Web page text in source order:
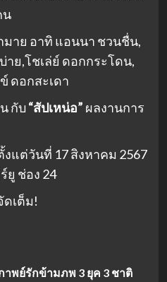
น
าย อาทิ แอนนา ชวนชื่น,
ย,โชเล่ย์ ดอกกระโดน,
ดอกสะเดา
กับ“สัปเหน่อ” ผลงานการ
แต่วันที่ 17 สิงหาคม 2567
ยู ช่อง 24
เต็ม!
าพย์รักข้ามภพ 3 ยุค 3 ชาติ